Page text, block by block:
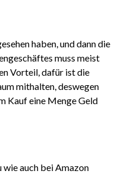
haben, und dann die
muss meist
Vorteil, dafür ist die
mithalten, deswegen
Kauf eine Menge Geld
wie auch bei Amazon